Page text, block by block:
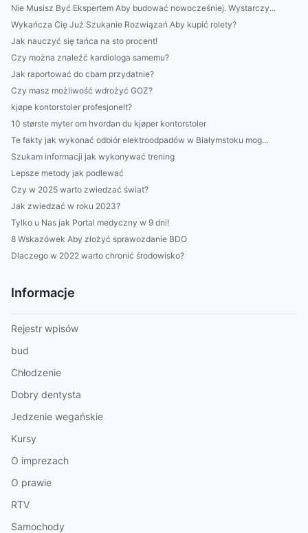
Nie Musisz Być Ekspertem Aby budować nowocześniej. Wystarczy...
Wykańcza Cię Już Szukanie Rozwiązań Aby kupić rolety?
Jak nauczyć się tańca na sto procent!
Czy można znaleźć kardiologa samemu?
Jak raportować do cbam przydatnie?
Czy masz możliwość wdrożyć GOZ?
kjøpe kontorstoler profesjonelt?
10 største myter om hvordan du kjøper kontorstoler
Te fakty jak wykonać odbiór elektroodpadów w Białymstoku mog...
Szukam informacji jak wykonywać trening
Lepsze metody jak podlewać
Czy w 2025 warto zwiedzać świat?
Jak zwiedzać w roku 2023?
Tylko u Nas jak Portal medyczny w 9 dni!
8 Wskazówek Aby złożyć sprawozdanie BDO
Dlaczego w 2022 warto chronić środowisko?
Informacje
Rejestr wpisów
bud
Chłodzenie
Dobry dentysta
Jedzenie wegańskie
Kursy
O imprezach
O prawie
RTV
Samochody